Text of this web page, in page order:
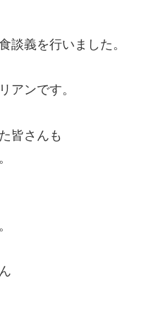
談義を行いました。
アンです。
皆さんも